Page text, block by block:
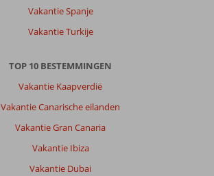
Vakantie Spanje
Vakantie Turkije
TOP 10 BESTEMMINGEN
Vakantie Kaapverdië
Vakantie Canarische eilanden
Vakantie Gran Canaria
Vakantie Ibiza
Vakantie Dubai